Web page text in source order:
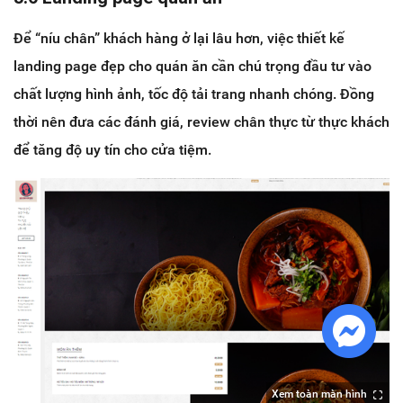
Để “níu chân” khách hàng ở lại lâu hơn, việc thiết kế
landing page đẹp cho quán ăn cần chú trọng đầu tư vào
chất lượng hình ảnh, tốc độ tải trang nhanh chóng. Đồng
thời nên đưa các đánh giá, review chân thực từ thực khách
để tăng độ uy tín cho cửa tiệm.
Xem toàn màn hình